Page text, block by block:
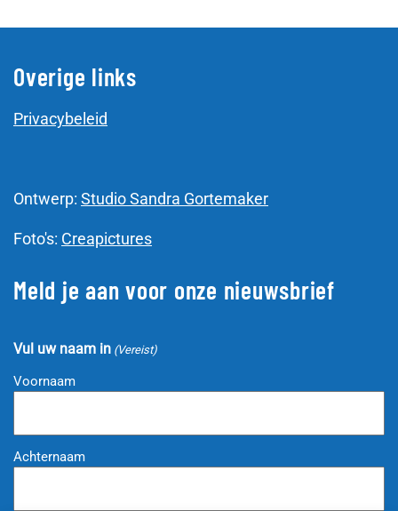
Overige links
Privacybeleid
Ontwerp: Studio Sandra Gortemaker
Foto's: Creapictures
Meld je aan voor onze nieuwsbrief
Vul uw naam in (Vereist)
Voornaam
Achternaam